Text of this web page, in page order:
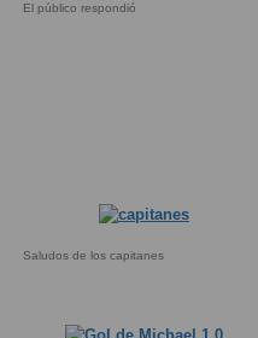
El público respondió
Saludos de los capitanes